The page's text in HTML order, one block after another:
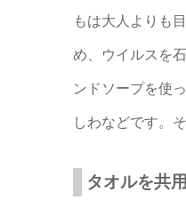
もは大人よりも
め、ウイルスを
ンドソープを使
しわなどです。
タオルを共